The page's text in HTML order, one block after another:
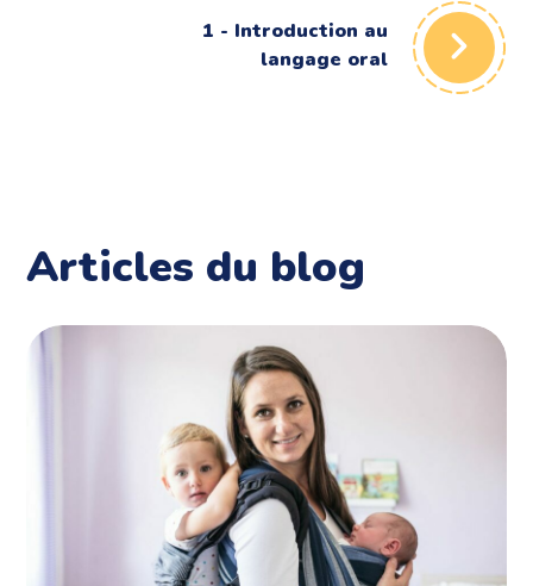
1 - Introduction au
langage oral
Articles du blog